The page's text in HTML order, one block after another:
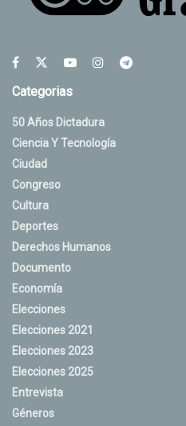
Categorias
50 Años Dictadura
Ciencia Y Tecnología
Ciudad
Congreso
Cultura
Deportes
Derechos Humanos
Documento
Economía
Elecciones
Elecciones 2021
Elecciones 2023
Elecciones 2025
Entrevista
Géneros